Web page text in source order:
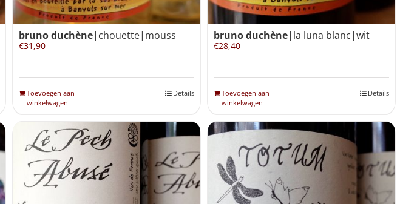
bruno duchène|chouette|mouss
€31,90
Toevoegen aan
winkelwagen
Details
bruno duchène|la luna blanc|wit
€28,40
Toevoegen aan
winkelwagen
Details